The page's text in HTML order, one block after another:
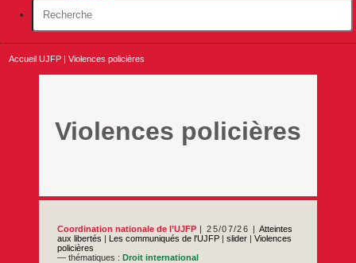
Accueil UJFP |Violences policières
Violences policières
Coordination nationale de l’UJFP 25/07/26
Atteintes
aux libertés | Les communiqués de l'UJFP |slider |Violences
policières
— thématiques :Droit international